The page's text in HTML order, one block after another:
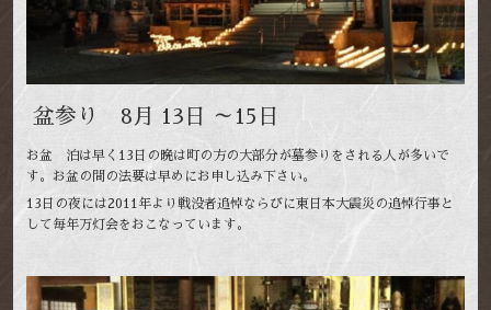
盆参り 8月 13日 ～15日
お盆 泊は早く13日の晩は町の方の大部分が墓参りをされる人が多いで
す。お盆の間の法要は早めにお申し込み下さい。
13日の夜には2011年より戦没者追悼ならびに東日本大震災の追悼行事と
して毎年万灯会をおこなっています。